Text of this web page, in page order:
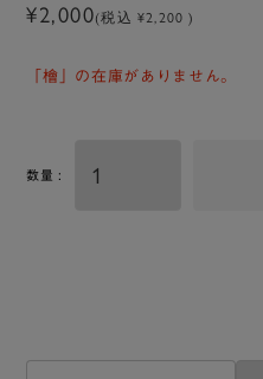
¥2,000(税込 ¥2,200 )
「檜」の在庫がありません。
数量 :